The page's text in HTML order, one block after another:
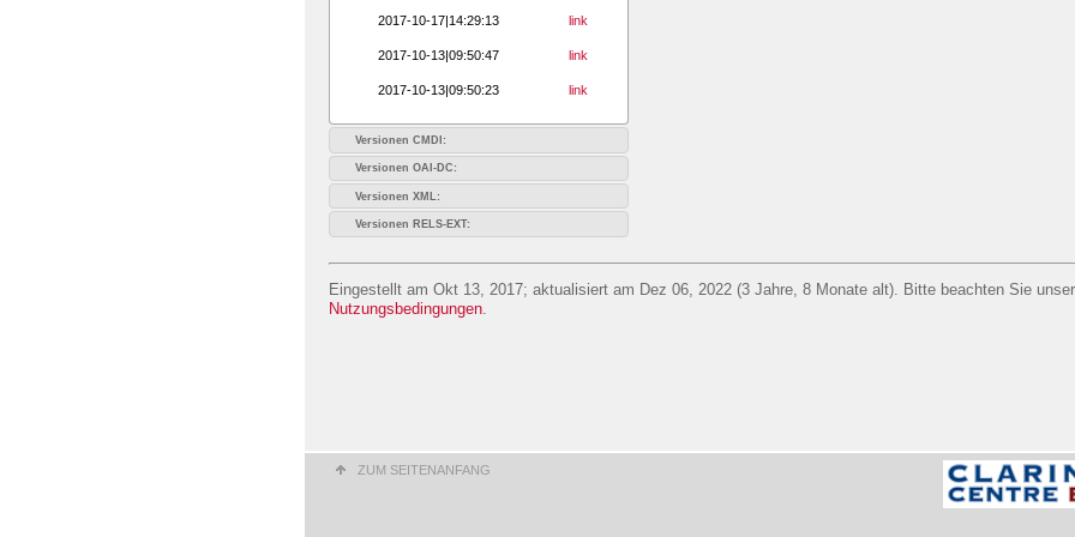
2017-10-17|14:29:13 link
2017-10-13|09:50:47 link
2017-10-13|09:50:23 link
Versionen CMDI:
Versionen OAI-DC:
Versionen XML:
Versionen RELS-EXT:
Eingestellt am Okt 13, 2017; aktualisiert am Dez 06, 2022 (3 Jahre, 8 Monate alt). Bitte beachten Sie
Nutzungsbedingungen.
ZUM SEITENANFANG